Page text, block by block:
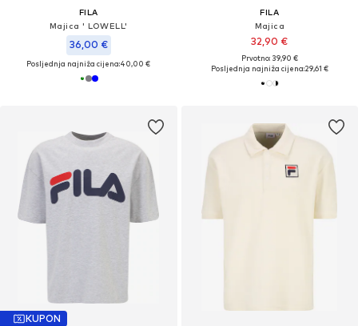
FILA
Majica ' LOWELL'
36,00 €
Posljednja najniža cijena:40,00 €
FILA
Majica
32,90 €
Prvotno: 39,90 €
Posljednja najniža cijena:29,61 €
KUPON